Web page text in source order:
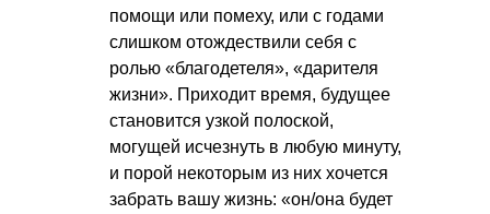
помощи или помеху, или с годами
слишком отождествили себя с
ролью «благодетеля», «дарителя
жизни». Приходит время, будущее
становится узкой полоской,
могущей исчезнуть в любую минуту,
и порой некоторым из них хочется
забрать вашу жизнь: «он/она будет